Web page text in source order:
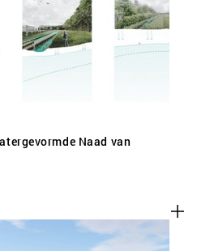
Naad van